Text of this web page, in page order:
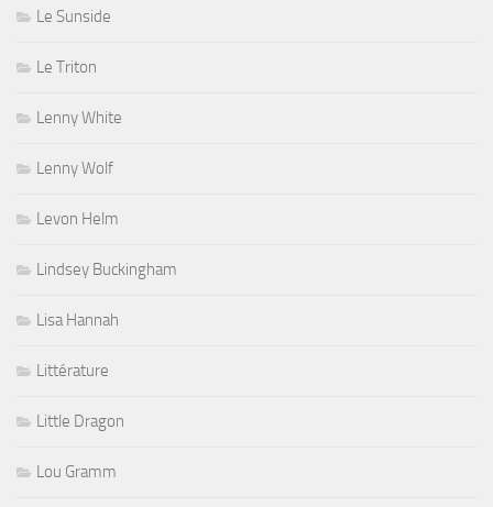
Le Sunside
Le Triton
Lenny White
Lenny Wolf
Levon Helm
Lindsey Buckingham
Lisa Hannah
Littérature
Little Dragon
Lou Gramm